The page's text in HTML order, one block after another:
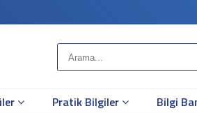
Pratik Bilgiler Bilgi